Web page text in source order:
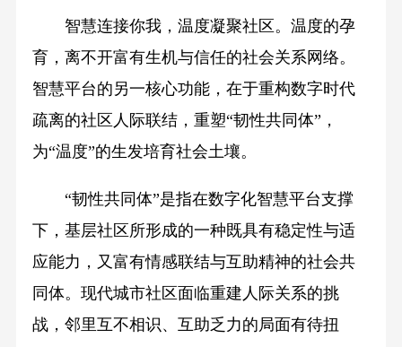
智慧连接你我，温度凝聚社区。温度的孕
育，离不开富有生机与信任的社会关系网络。
智慧平台的另一核心功能，在于重构数字时代
疏离的社区人际联结，重塑“韧性共同体”，
为“温度”的生发培育社会土壤。
“韧性共同体”是指在数字化智慧平台支撑
下，基层社区所形成的一种既具有稳定性与适
应能力，又富有情感联结与互助精神的社会共
同体。现代城市社区面临重建人际关系的挑
战，邻里互不相识、互助乏力的局面有待扭